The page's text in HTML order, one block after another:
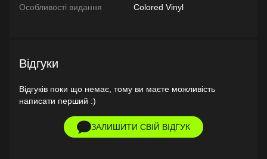
Особливості видання Colored Vinyl
Відгуки
Відгуків поки що немає, тому ви маєте можливість
написати перший :)
ЗАЛИШИТИ СВІЙ ВІДГУК